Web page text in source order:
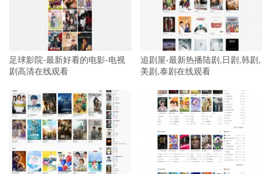
足球影院-最新好看的电影-电视
剧高清在线观看
追剧屋-最新热播陆剧,日剧,韩剧,
美剧,泰剧在线观看